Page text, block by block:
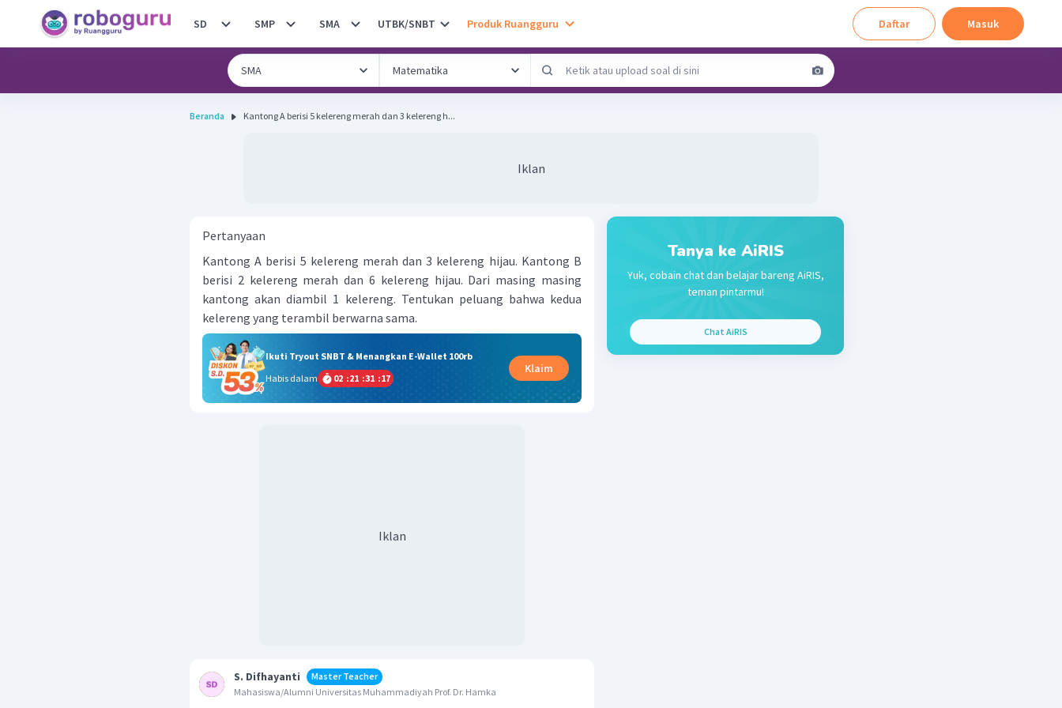
SD SMP SMA UTBK/SNBT Produk Ruangguru Daftar Masuk
Beranda Kantong A berisi 5 kelereng merah dan 3 kelereng h...
Iklan
Pertanyaan
Kantong A berisi 5 kelereng merah dan 3 kelereng hijau. Kantong B
berisi 2 kelereng merah dan 6 kelereng hijau. Dari masing­ masing
kantong akan diambil 1 kelereng. Tentukan peluang bahwa kedua
kelereng yang terambil berwarna sama.
Ikuti Tryout SNBT & Menangkan E-Wallet 100rb
Habis dalam
02 :21 :31 :17
Klaim
Iklan
S. Difhayanti
Master Teacher
Mahasiswa/Alumni Universitas Muhammadiyah Prof. Dr. Hamka
Tanya ke AiRIS
Yuk, cobain chat dan belajar bareng AiRIS,
teman pintarmu!
Chat AiRIS